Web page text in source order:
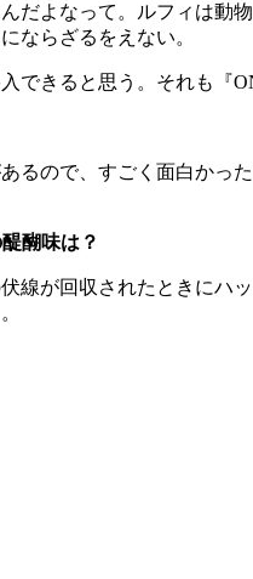
よなって。ルフィは動
ならざるをえない。
きると思う。それも『
ので、すごく面白かっ
醐味は？
が回収されたときにハ